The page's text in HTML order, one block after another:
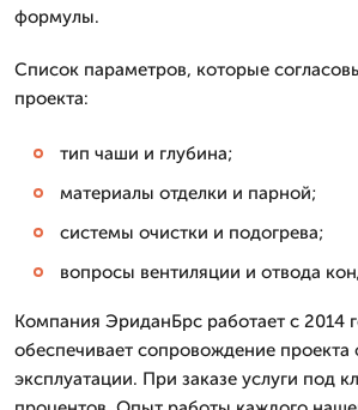
формулы.
Список параметров, которые
проекта:
тип чаши и глубина;
материалы отделки и парной;
системы очистки и подогрева;
вопросы вентиляции и отвода
Компания ЭриданБрс работает с 2014
обеспечивает сопровождение проекта
эксплуатации. При заказе услуги под